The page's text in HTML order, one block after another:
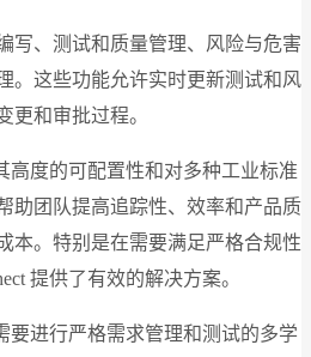
写、测试和质量管理、风险与危害
。这些功能允许实时更新测试和风
更和审批过程​。
高度的可配置性和对多种工业标准
助团队提高追踪性、效率和产品质
本。特别是在需要满足严格合规性
提供了有效的解决方案。
要进行严格需求管理和测试的多学